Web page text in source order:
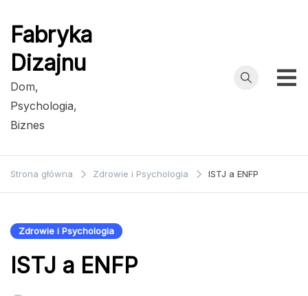
Fabryka
Dizajnu
Dom,
Psychologia,
Biznes
Strona główna Zdrowie i Psychologia ISTJ a ENFP
Zdrowie i Psychologia
ISTJ a ENFP